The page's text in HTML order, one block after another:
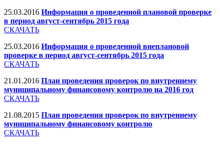
25.03.2016 Информация о проведенной плановой проверке
в период август-сентябрь 2015 года
СКАЧАТЬ
25.03.2016 Информация о проведенной внеплановой
проверке в период август-сентябрь 2015 года
СКАЧАТЬ
21.01.2016 План проведения проверок по внутреннему
муниципальному финансовому контролю на 2016 год
СКАЧАТЬ
21.08.2015 План проведения проверок по внутреннему
муниципальному финансовому контролю
СКАЧАТЬ